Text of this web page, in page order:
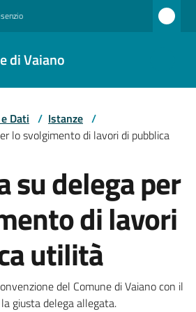
di Vaiano
Dati / Istanze /
lo svolgimento di lavori di pubblica
su delega per
di lavori
utilità
del Comune di Vaiano con il
giusta delega allegata.